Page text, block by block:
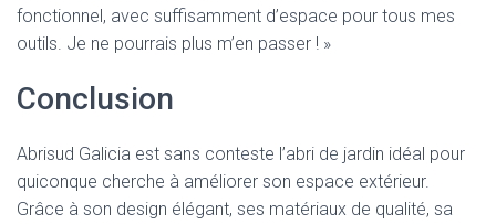
fonctionnel, avec suffisamment d’espace pour tous mes
outils. Je ne pourrais plus m’en passer ! »
Conclusion
Abrisud Galicia est sans conteste l’abri de jardin idéal pour
quiconque cherche à améliorer son espace extérieur.
Grâce à son design élégant, ses matériaux de qualité, sa